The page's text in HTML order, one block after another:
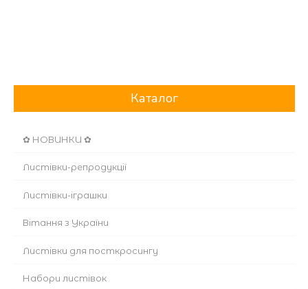
Каталог
✿ НОВИНКИ ✿
Листівки-репродукції
Листівки-іграшки
Вітання з України
Листівки для посткросингу
Набори листівок